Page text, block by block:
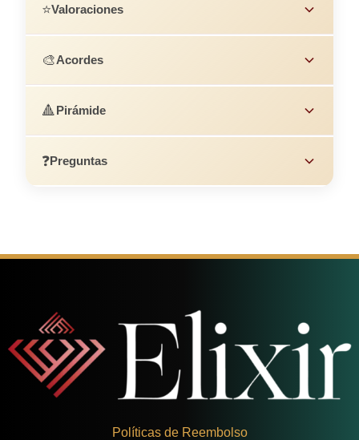
⭐Valoraciones
🎨Acordes
🔺Pirámide
❓Preguntas
Políticas de Reembolso